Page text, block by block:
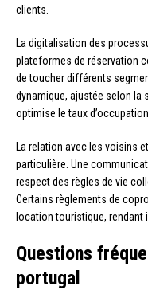
clients.
La digitalisation des
plateformes de réservation
de toucher différents
dynamique, ajustée selon la
optimise le taux
La relation avec les voisins
particulière. Une
respect des règles de vie
Certains règlements de
location touristique, rendant
Questions
portugal